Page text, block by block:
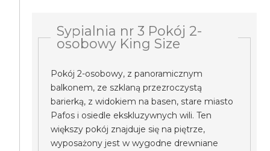
Sypialnia nr 3 Pokój 2-
osobowy King Size
Pokój 2-osobowy, z panoramicznym
balkonem, ze szklaną przezroczystą
barierką, z widokiem na basen, stare miasto
Pafos i osiedle ekskluzywnych wili. Ten
większy pokój znajduje się na piętrze,
wyposażony jest w wygodne drewniane